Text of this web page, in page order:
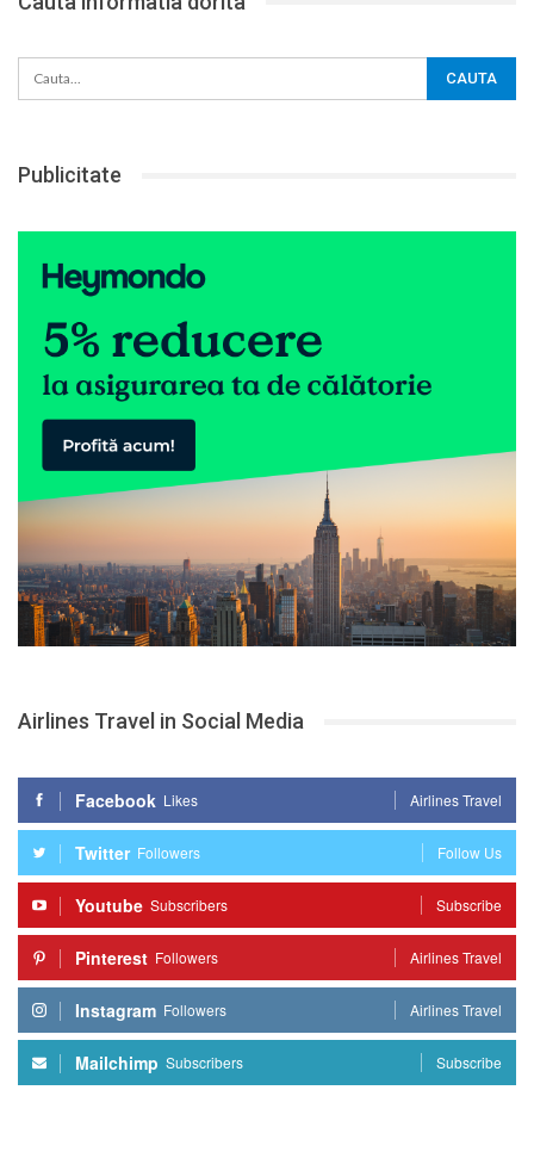
Publicitate
Airlines Travel in Social Media
Facebook Likes Airlines Travel
Twitter Followers Follow Us
Youtube Subscribers Subscribe
Pinterest Followers Airlines Travel
Instagram Followers Airlines Travel
Mailchimp Subscribers Subscribe